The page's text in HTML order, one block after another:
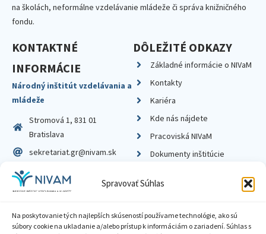
Spravovať Súhlas
Na poskytovanie tých najlepších skúseností používame technológie, ako sú
súbory cookie na ukladanie a/alebo prístup k informáciám o zariadení. Súhlas s
na školách, neformálne vzdelávanie mládeže či správa knižničného
fondu.
KONTAKTNÉ
INFORMÁCIE
Národný inštitút vzdelávania a
mládeže
Stromová 1, 831 01
Bratislava
sekretariat.gr@nivam.sk
IČO: 00164348
DIČ: 2020798714
DÔLEŽITÉ ODKAZY
Základné informácie o NIVaM
Kontakty
Kariéra
Kde nás nájdete
Pracoviská NIVaM
Dokumenty inštitúcie